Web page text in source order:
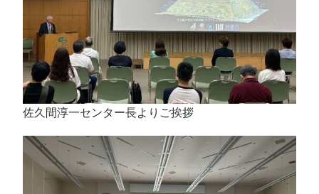
佐久間淳一センター長よりご挨拶